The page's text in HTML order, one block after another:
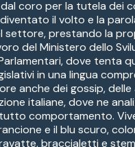
coro per la tutela dei
il volto e la
settore, prestando la
del Ministero dello
dove tenta
in una lingua
anche dei gossip,
italiane, dove ne
comportamento.
e il blu scuro,
braccialetti e